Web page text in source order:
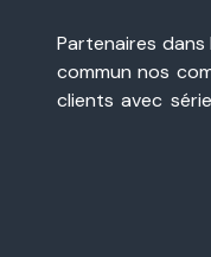
Partenaires
commun nos
clients avec
Valence et à
ancrée dans
d’une vente,